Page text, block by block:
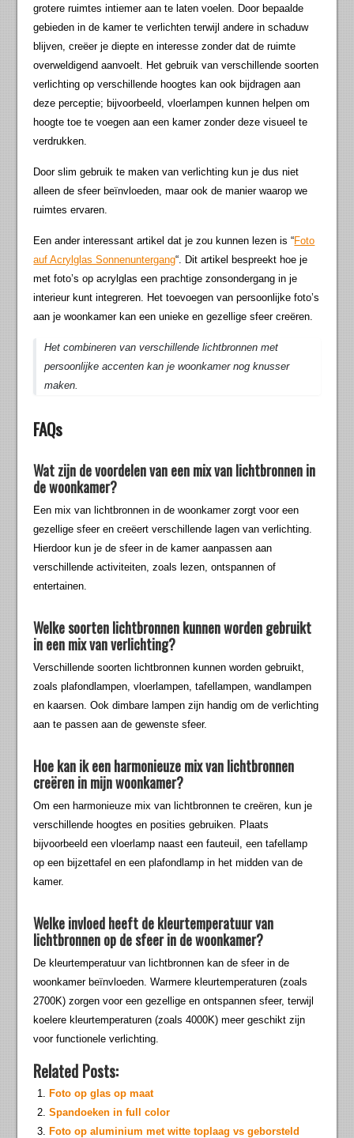
grotere ruimtes intiemer aan te laten voelen. Door bepaalde
gebieden in de kamer te verlichten terwijl andere in schaduw
blijven, creëer je diepte en interesse zonder dat de ruimte
overweldigend aanvoelt. Het gebruik van verschillende soorten
verlichting op verschillende hoogtes kan ook bijdragen aan
deze perceptie; bijvoorbeeld, vloerlampen kunnen helpen om
hoogte toe te voegen aan een kamer zonder deze visueel te
verdrukken.
Door slim gebruik te maken van verlichting kun je dus niet
alleen de sfeer beïnvloeden, maar ook de manier waarop we
ruimtes ervaren.
Een ander interessant artikel dat je zou kunnen lezen is “Foto
auf Acrylglas Sonnenuntergang“. Dit artikel bespreekt hoe je
met foto’s op acrylglas een prachtige zonsondergang in je
interieur kunt integreren. Het toevoegen van persoonlijke foto’s
aan je woonkamer kan een unieke en gezellige sfeer creëren.
Het combineren van verschillende lichtbronnen met
persoonlijke accenten kan je woonkamer nog knusser
maken.
FAQs
Wat zijn de voordelen van een mix van lichtbronnen in
de woonkamer?
Een mix van lichtbronnen in de woonkamer zorgt voor een
gezellige sfeer en creëert verschillende lagen van verlichting.
Hierdoor kun je de sfeer in de kamer aanpassen aan
verschillende activiteiten, zoals lezen, ontspannen of
entertainen.
Welke soorten lichtbronnen kunnen worden gebruikt
in een mix van verlichting?
Verschillende soorten lichtbronnen kunnen worden gebruikt,
zoals plafondlampen, vloerlampen, tafellampen, wandlampen
en kaarsen. Ook dimbare lampen zijn handig om de verlichting
aan te passen aan de gewenste sfeer.
Hoe kan ik een harmonieuze mix van lichtbronnen
creëren in mijn woonkamer?
Om een harmonieuze mix van lichtbronnen te creëren, kun je
verschillende hoogtes en posities gebruiken. Plaats
bijvoorbeeld een vloerlamp naast een fauteuil, een tafellamp
op een bijzettafel en een plafondlamp in het midden van de
kamer.
Welke invloed heeft de kleurtemperatuur van
lichtbronnen op de sfeer in de woonkamer?
De kleurtemperatuur van lichtbronnen kan de sfeer in de
woonkamer beïnvloeden. Warmere kleurtemperaturen (zoals
2700K) zorgen voor een gezellige en ontspannen sfeer, terwijl
koelere kleurtemperaturen (zoals 4000K) meer geschikt zijn
voor functionele verlichting.
Related Posts:
Foto op glas op maat
Spandoeken in full color
Foto op aluminium met witte toplaag vs geborsteld